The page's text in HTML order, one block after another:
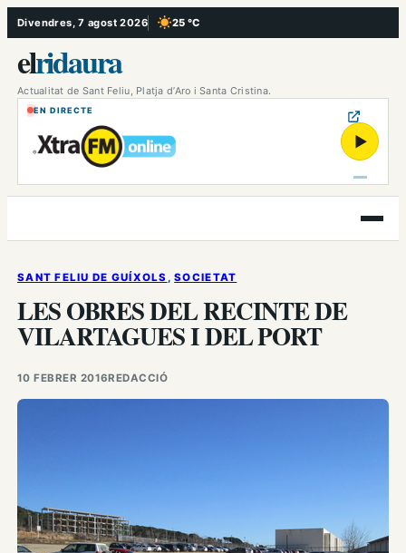
Vés
al
contingut
Divendres, 7 agost 2026 25 °C
, Cel serè
elridaura
Actualitat de Sant Feliu, Platja d’Aro i Santa Cristina.
EN DIRECTE
▶
Obre
el
SANT FELIU DE GUÍXOLS , SOCIETAT
LES OBRES DEL RECINTE DE
VILARTAGUES I DEL PORT
10 FEBRER 2016REDACCIÓ